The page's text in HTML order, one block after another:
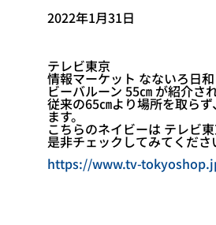
2022年1月31日
テレビ東京
情報マーケット なないろ日和
ビーバルーン 55㎝ が紹介さ
従来の65㎝より場所を取ら
ます。
こちらのネイビーは テレビ
是非チェックしてみてくださ
https://www.tv-